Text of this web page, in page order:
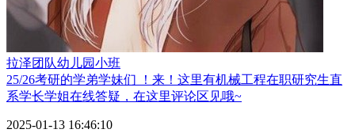
拉泽团队幼儿园小班
25/26考研的学弟学妹们 ！来！这里有机械工程在职研究生直
系学长学姐在线答疑，在这里评论区见哦~
2025-01-13 16:46:10